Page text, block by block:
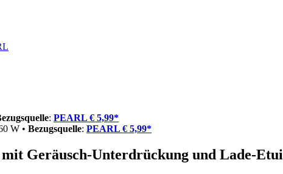
: PEARL € 5,99*
W • Bezugsquelle: PEARL € 5,99*
Geräusch-Unterdrückung und Lade-Etui